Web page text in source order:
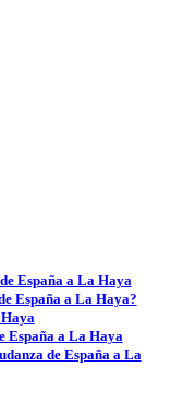
España a La Haya
España a La Haya?
España a La Haya
de España a La